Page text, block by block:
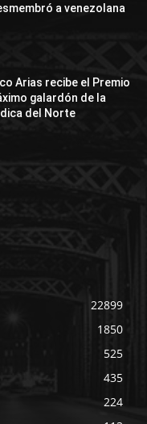
a venezolana
Arias recibe el Premio
galardón de la
del Norte
22899
1850
525
435
224